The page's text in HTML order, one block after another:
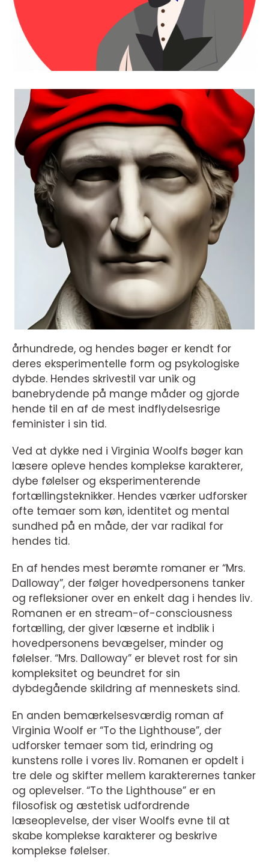
århundrede, og hendes bøger er kendt for
deres eksperimentelle form og psykologiske
dybde. Hendes skrivestil var unik og
banebrydende på mange måder og gjorde
hende til en af de mest indflydelsesrige
feminister i sin tid.
Ved at dykke ned i Virginia Woolfs bøger kan
læsere opleve hendes komplekse karakterer,
dybe følelser og eksperimenterende
fortællingsteknikker. Hendes værker udforsker
ofte temaer som køn, identitet og mental
sundhed på en måde, der var radikal for
hendes tid.
En af hendes mest berømte romaner er “Mrs.
Dalloway”, der følger hovedpersonens tanker
og refleksioner over en enkelt dag i hendes liv.
Romanen er en stream-of-consciousness
fortælling, der giver læserne et indblik i
hovedpersonens bevægelser, minder og
følelser. “Mrs. Dalloway” er blevet rost for sin
kompleksitet og beundret for sin
dybdegående skildring af menneskets sind.
En anden bemærkelsesværdig roman af
Virginia Woolf er “To the Lighthouse”, der
udforsker temaer som tid, erindring og
kunstens rolle i vores liv. Romanen er opdelt i
tre dele og skifter mellem karakterernes tanker
og oplevelser. “To the Lighthouse” er en
filosofisk og æstetisk udfordrende
læseoplevelse, der viser Woolfs evne til at
skabe komplekse karakterer og beskrive
komplekse følelser.